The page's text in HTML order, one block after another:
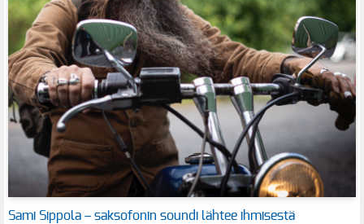
Sami Sippola – saksofonin soundi lähtee ihmisestä